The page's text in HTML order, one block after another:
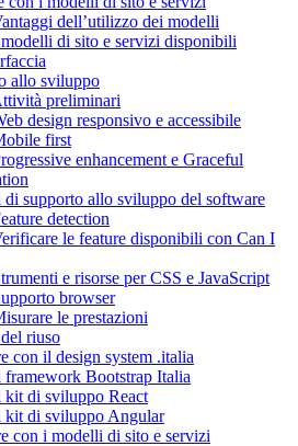
dell’utilizzo dei modelli
di sito e servizi disponibili
allo sviluppo
preliminari
design responsivo e accessibile
first
enhancement e Graceful
di supporto allo sviluppo del software
detection
le feature disponibili con Can I
e risorse per CSS e JavaScript
browser
le prestazioni
riuso
con il design system .italia
framework Bootstrap Italia
kit di sviluppo React
kit di sviluppo Angular
con i modelli di sito e servizi